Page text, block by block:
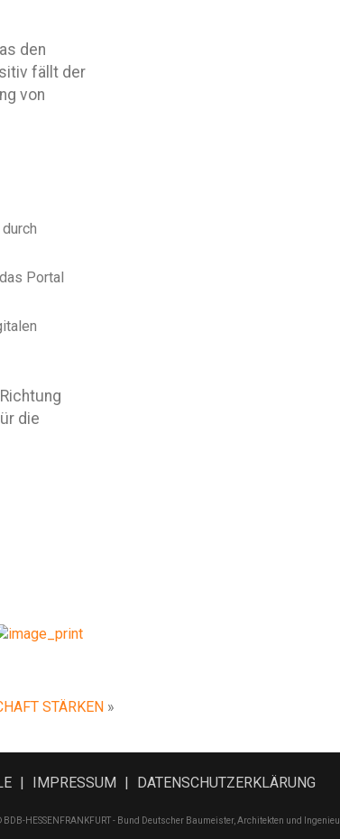
den
fällt der
von
Portal
die
STÄRKEN »
IMPRESSUM DATENSCHUTZERKLÄRUNG
BDB-HESSENFRANKFURT - Bund Deutscher Baumeister, Architekten und